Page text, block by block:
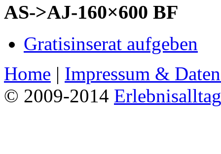
AS->AJ-160×600 BF
Gratisinserat aufgeben
Home | Impressum &
© 2009-2014